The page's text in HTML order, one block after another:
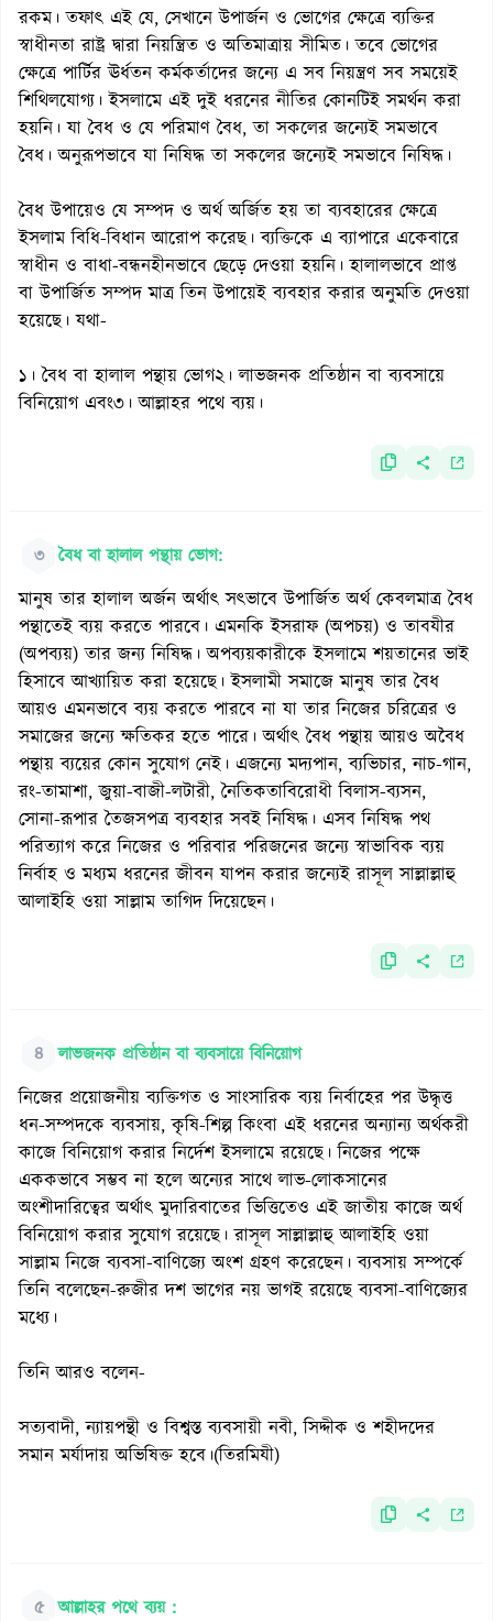
রকম। তফাৎ এই যে, সেখানে উপার্জন ও ভোগের ক্ষেত্রে ব্যক্তির
স্বাধীনতা রাষ্ট্র দ্বারা নিয়ন্ত্রিত ও অতিমাত্রায় সীমিত। তবে ভোগের
ক্ষেত্রে পার্টির ঊর্ধতন কর্মকর্তাদের জন্যে এ সব নিয়ন্ত্রণ সব সময়েই
শিথিলযোগ্য। ইসলামে এই দুই ধরনের নীতির কোনটিই সমর্থন করা
হয়নি। যা বৈধ ও যে পরিমাণ বৈধ, তা সকলের জন্যেই সমভাবে
বৈধ। অনুরূপভাবে যা নিষিদ্ধ তা সকলের জন্যেই সমভাবে নিষিদ্ধ।
বৈধ উপায়েও যে সম্পদ ও অর্থ অর্জিত হয় তা ব্যবহারের ক্ষেত্রে
ইসলাম বিধি-বিধান আরোপ করেছ। ব্যক্তিকে এ ব্যাপারে একেবারে
স্বাধীন ও বাধা-বন্ধনহীনভাবে ছেড়ে দেওয়া হয়নি। হালালভাবে প্রাপ্ত
বা উপার্জিত সম্পদ মাত্র তিন উপায়েই ব্যবহার করার অনুমতি দেওয়া
হয়েছে। যথা-
১। বৈধ বা হালাল পন্থায় ভোগ২। লাভজনক প্রতিষ্ঠান বা ব্যবসায়ে
বিনিয়োগ এবং৩। আল্লাহর পথে ব্যয়।
৩ বৈধ বা হালাল পন্থায় ভোগ:
মানুষ তার হালাল অর্জন অর্থাৎ সৎভাবে উপার্জিত অর্থ কেবলমাত্র বৈধ
পন্থাতেই ব্যয় করতে পারবে। এমনকি ইসরাফ (অপচয়) ও তাবযীর
(অপব্যয়) তার জন্য নিষিদ্ধ। অপব্যয়কারীকে ইসলামে শয়তানের ভাই
হিসাবে আখ্যায়িত করা হয়েছে। ইসলামী সমাজে মানুষ তার বৈধ
আয়ও এমনভাবে ব্যয় করতে পারবে না যা তার নিজের চরিত্রের ও
সমাজের জন্যে ক্ষতিকর হতে পারে। অর্থাৎ বৈধ পন্থায় আয়ও অবৈধ
পন্থায় ব্যয়ের কোন সুযোগ নেই। এজন্যে মদ্যপান, ব্যভিচার, নাচ-গান,
রং-তামাশা, জুয়া-বাজী-লটারী, নৈতিকতাবিরোধী বিলাস-ব্যসন,
সোনা-রূপার তৈজসপত্র ব্যবহার সবই নিষিদ্ধ। এসব নিষিদ্ধ পথ
পরিত্যাগ করে নিজের ও পরিবার পরিজনের জন্যে স্বাভাবিক ব্যয়
নির্বাহ ও মধ্যম ধরনের জীবন যাপন করার জন্যেই রাসূল সাল্লাল্লাহু
আলাইহি ওয়া সাল্লাম তাগিদ দিয়েছেন।
৪ লাভজনক প্রতিষ্ঠান বা ব্যবসায়ে বিনিয়োগ
নিজের প্রয়োজনীয় ব্যক্তিগত ও সাংসারিক ব্যয় নির্বাহের পর উদ্ধৃত্ত
ধন-সম্পদকে ব্যবসায়, কৃষি-শিল্প কিংবা এই ধরনের অন্যান্য অর্থকরী
কাজে বিনিয়োগ করার নির্দেশ ইসলামে রয়েছে। নিজের পক্ষে
এককভাবে সম্ভব না হলে অন্যের সাথে লাভ-লোকসানের
অংশীদারিত্বের অর্থাৎ মুদারিবাতের ভিত্তিতেও এই জাতীয় কাজে অর্থ
বিনিয়োগ করার সুযোগ রয়েছে। রাসূল সাল্লাল্লাহু আলাইহি ওয়া
সাল্লাম নিজে ব্যবসা-বাণিজ্যে অংশ গ্রহণ করেছেন। ব্যবসায় সম্পর্কে
তিনি বলেছেন-রুজীর দশ ভাগের নয় ভাগই রয়েছে ব্যবসা-বাণিজ্যের
মধ্যে।
তিনি আরও বলেন-
সত্যবাদী, ন্যায়পন্থী ও বিশ্বস্ত ব্যবসায়ী নবী, সিদ্দীক ও শহীদদের
সমান মর্যাদায় অভিষিক্ত হবে।(তিরমিযী)
৫ আল্লাহর পথে ব্যয় :